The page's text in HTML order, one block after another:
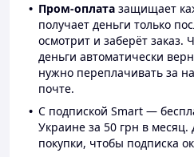
Пром-оплата защищает
получает деньги только
осмотрит и заберёт
деньги автоматически
нужно переплачивать за
почте.
С подпиской Smart —
Украине за 50 грн в месяц.
покупки, чтобы подписка